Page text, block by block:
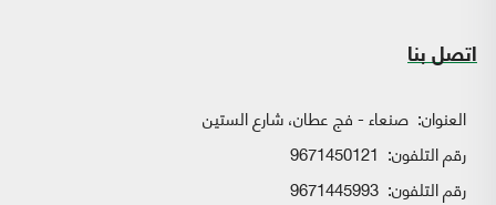
اتصل بنا
العنوان: صنعاء - فج عطان، شارع الستين
رقم التلفون: 9671450121
رقم التلفون: 9671445993